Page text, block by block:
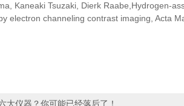
Kaneaki Tsuzaki, Dierk Raabe,Hydrogen-
electron channeling contrast imaging, Acta
大仪器？你可能已经落后了！